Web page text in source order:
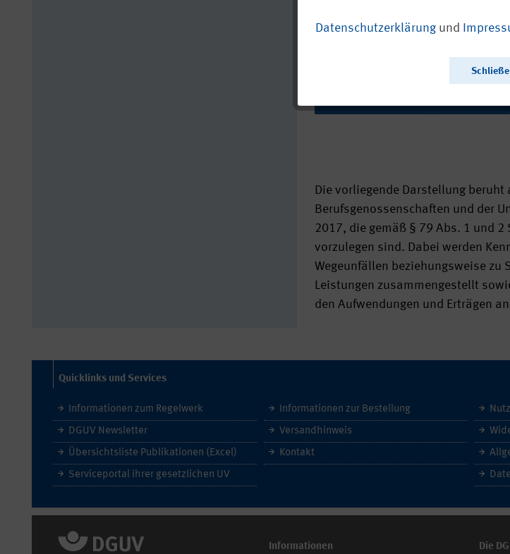
​Die vorliegende Darstellung beruht
Berufsgenossenschaften und der
2017, die gemäß § 79 Abs. 1 und
vorzulegen sind. Dabei werden
Wegeunfällen beziehungsweise zu
Leistungen zusammengestellt
den Aufwendungen und Erträgen
Quicklinks und Services
Informationen zum Regelwerk
DGUV Newsletter
Übersichtsliste Publikationen (Excel)
Serviceportal ihrer gesetzlichen UV
Informationen zur Bestellung
Versandhinweis
Kontakt
Informationen Die
Datenschutzerklärung und